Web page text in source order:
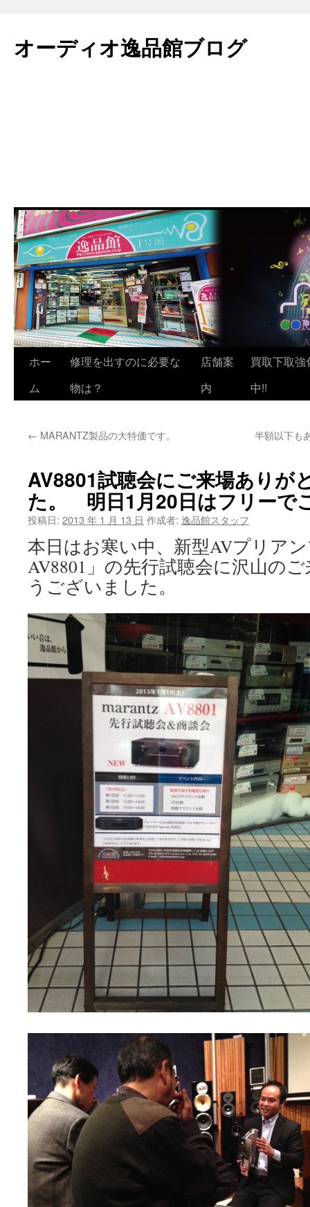
テ
ン
オーディオ逸品館ブログ
ホー
ム
修理を出すのに必要な
物は？
店舗案
内
買取下取強
中!!
← MARANTZ製品の大特価です。 半額以下も
AV8801試聴会にご来場ありが
た。 明日1月20日はフリーで
投稿日: 2013 年 1 月 13 日 作成者: 逸品館スタッフ
本日はお寒い中、新型AVプリア
AV8801」の先行試聴会に沢山の
うございました。